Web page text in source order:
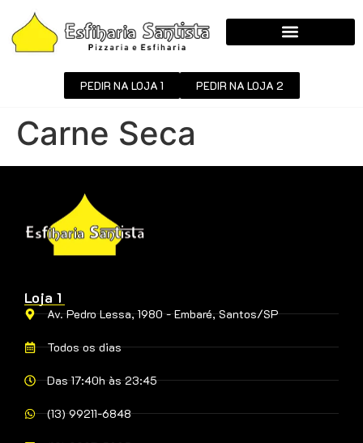
PEDIR NA LOJA 1 PEDIR NA LOJA 2
Carne Seca
Loja 1
Av. Pedro Lessa, 1980 - Embaré, Santos/SP
Todos os dias
Das 17:40h às 23:45
(13) 99211-6848